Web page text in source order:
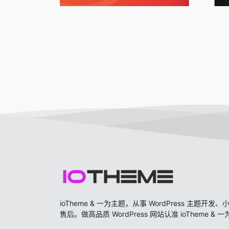
ioTheme & 一为主题，从事 WordPress 主题开发、
售后。做高品质 WordPress 网站认准 ioTheme & 一